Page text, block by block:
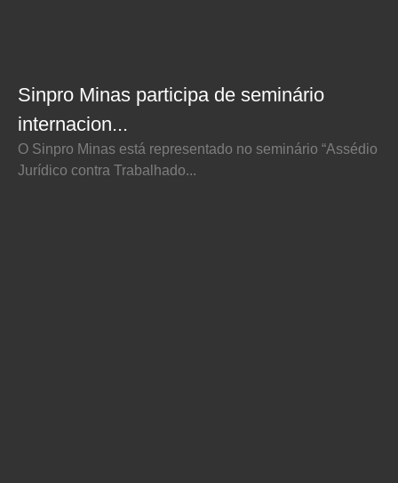
Sinpro Minas participa de seminário
internacion...
O Sinpro Minas está representado no seminário “Assédio
Jurídico contra Trabalhado...